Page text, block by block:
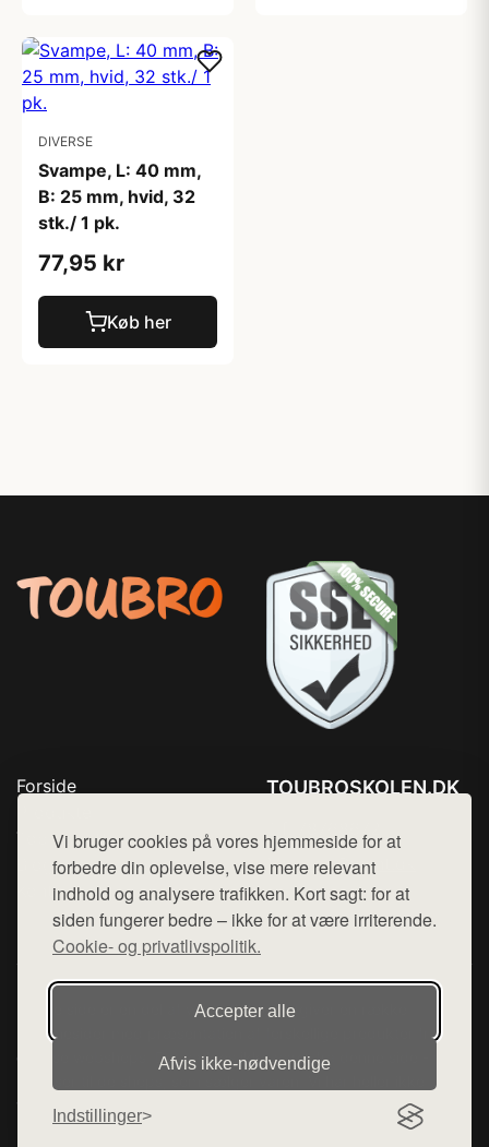
Vi bruger cookies på vores hjemmeside for at
forbedre din oplevelse, vise mere relevant
indhold og analysere trafikken. Kort sagt: for at
siden fungerer bedre – ikke for at være irriterende.
Cookie- og privatlivspolitik.
Accepter alle
Afvis ikke‑nødvendige
Indstillinger
DIVERSE
Svampe, L: 40 mm,
B: 25 mm, hvid, 32
stk./ 1 pk.
77,95 kr
Køb her
Forside
Top Rabatter
Blog
Kontakt
TOUBROSKOLEN.DK
Mail: hej@want.dk
Cookie- og privatlivspolitik
Denne side er en del af want.dk, der udgiver en række
hjemmesider med præsentation af forskellige produkter fra
diverse webshops. Der sælges ikke varer fra denne side - vi
henviser til de shops, som sælger varen. Vi har heller ikke
varerne på lager.